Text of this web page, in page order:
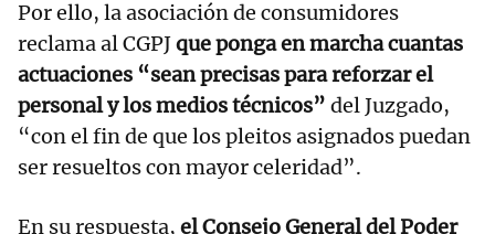
Por ello, la asociación de consumidores
reclama al CGPJque ponga en marcha cuantas
actuaciones “sean precisas para reforzar el
personal y los medios técnicos” del Juzgado,
“con el fin de que los pleitos asignados puedan
ser resueltos con mayor celeridad”.
En su respuesta, el Consejo General del Poder